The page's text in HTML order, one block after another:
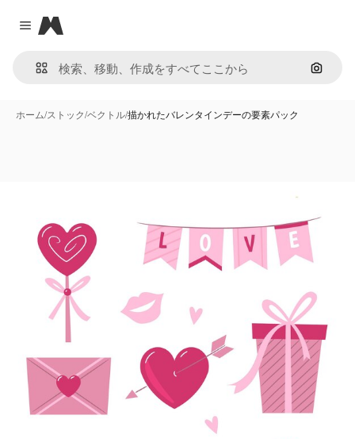
Close menu
Magnific
画像で
ホーム/ストック/ベクトル/描かれたバレンタインデーの要素パック